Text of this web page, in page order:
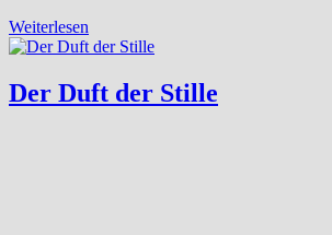
Weiterlesen
Der Duft der Stille